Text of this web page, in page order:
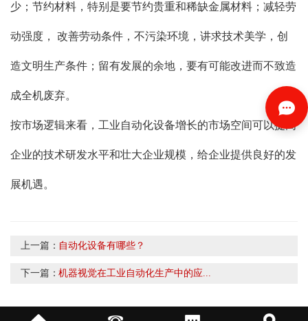
少；节约材料，特别是要节约贵重和稀缺金属材料；减轻劳
动强度， 改善劳动条件，不污染环境，讲求技术美学，创
造文明生产条件；留有发展的余地，要有可能改进而不致造
成全机废弃。
按市场逻辑来看，工业自动化设备增长的市场空间可以提高
企业的技术研发水平和壮大企业规模，给企业提供良好的发
展机遇。
上一篇： 自动化设备有哪些？
下一篇：机器视觉在工业自动化生产中的应...